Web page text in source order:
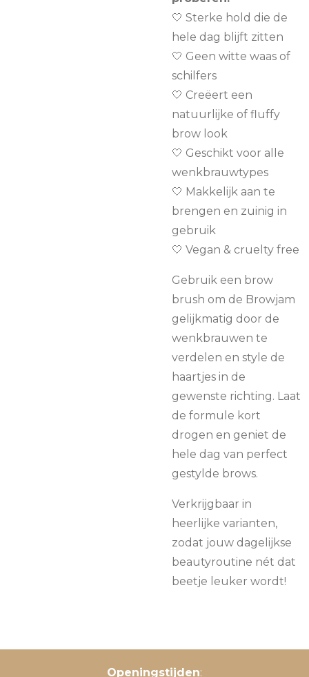
🤍 Sterke hold die de
hele dag blijft zitten
🤍 Geen witte waas of
schilfers
🤍 Creëert een
natuurlijke of fluffy
brow look
🤍 Geschikt voor alle
wenkbrauwtypes
🤍 Makkelijk aan te
brengen en zuinig in
gebruik
🤍 Vegan & cruelty free
Gebruik een brow
brush om de Browjam
gelijkmatig door de
wenkbrauwen te
verdelen en style de
haartjes in de
gewenste richting. Laat
de formule kort
drogen en geniet de
hele dag van perfect
gestylde brows.
Verkrijgbaar in
heerlijke varianten,
zodat jouw dagelijkse
beautyroutine nét dat
beetje leuker wordt!
Openingstijden: